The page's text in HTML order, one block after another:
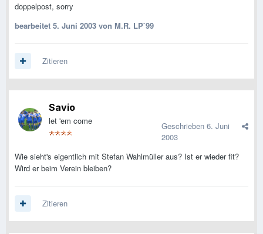
doppelpost, sorry
bearbeitet 5. Juni 2003 von M.R. LP`99
Zitieren
Savio
let 'em come Geschrieben 6. Juni
2003
Wie sieht's eigentlich mit Stefan Wahlmüller aus? Ist er wieder fit?
Wird er beim Verein bleiben?
Zitieren